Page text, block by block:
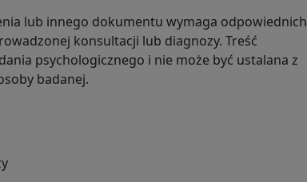
lub innego dokumentu wymaga odpowiednich
konsultacji lub diagnozy. Treść
psychologicznego i nie może być ustalana z
badanej.